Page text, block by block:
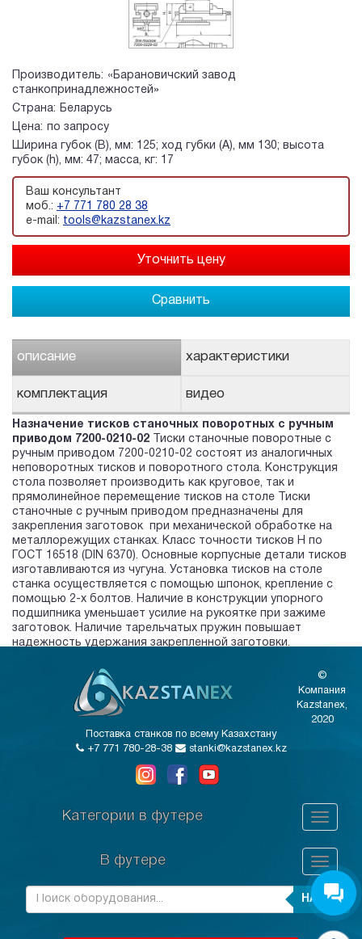
Производитель: «Барановичский завод
станкопринадлежностей»
Страна:
Беларусь
Цена:
по запросу
Ширина губок (B), мм: 125; ход губки (A), мм 130; высота
губок (h), мм: 47; масса, кг: 17
Ваш консультант
моб.: +7 771 780 28 38
e-mail: tools@kazstanex.kz
Сравнить
описание характеристики
комплектация видео
Назначение тисков станочных поворотных с ручным
приводом 7200-0210-02 Тиски станочные поворотные с
ручным приводом 7200-0210-02 состоят из аналогичных
неповоротных тисков и поворотного стола. Конструкция
стола позволяет производить как круговое, так и
прямолинейное перемещение тисков на столе Тиски
станочные с ручным приводом предназначены для
закрепления заготовок при механической обработке на
металлорежущих станках. Класс точности тисков Н по
ГОСТ 16518 (DIN 6370). Основные корпусные детали тисков
изготавливаются из чугуна. Установка тисков на столе
станка осуществляется с помощью шпонок, крепление с
помощью 2-х болтов. Наличие в конструкции упорного
подшипника уменьшает усилие на рукоятке при зажиме
заготовок. Наличие тарельчатых пружин повышает
надежность удержания закрепленной заготовки.
©
Компания
Kazstanex,
2020
Поставка станков по всему Казахстану
+7 771 780-28-38
stanki@kazstanex.kz
Категории в футере
В футере
НАЙТИ